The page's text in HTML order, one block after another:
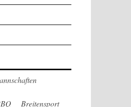
Breitensport